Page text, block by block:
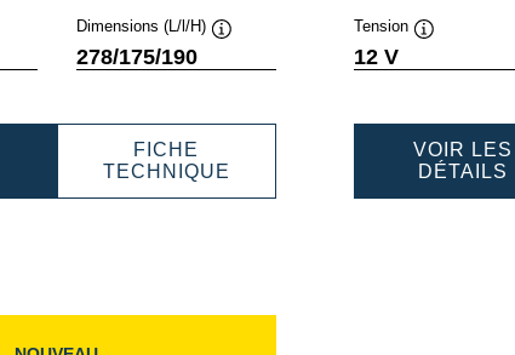
Dimensions (L/l/H)
278/175/190
PROFESSIONAL
FICHE
TECHNIQUE
AGM
Tension
12 V
VOIR LES
DÉTAILS